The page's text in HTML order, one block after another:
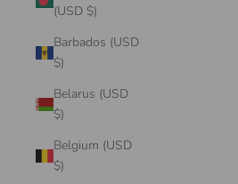
(USD $)
Barbados (USD
$)
Belarus (USD
$)
Belgium (USD
$)